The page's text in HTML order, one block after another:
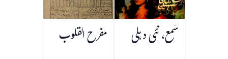
شمع، نئی دہلی مفرح القلوب